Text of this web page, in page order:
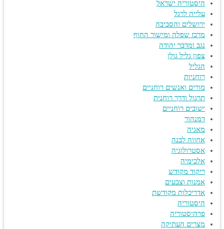
היסטוריה ישראל
עלייה לרגל
ירושלים והסביבה
מרכז שפלה ומישור החוף
נגב ומדבר יהודה
צפון גליל גולן
הגליל
רוחניות
מורים ואנשים רוחניים
תרגול ודרך רוחנית
ישובים רוחניים
דמנהור
מאגיה
אחווה לבנה
אסטרולוגיה
אלכימיה
ריקוד מקודש
אמנות וצבעים
אדריכלות מקודשת
היסטוריה
פרהיסטוריה
מצרים העתיקה